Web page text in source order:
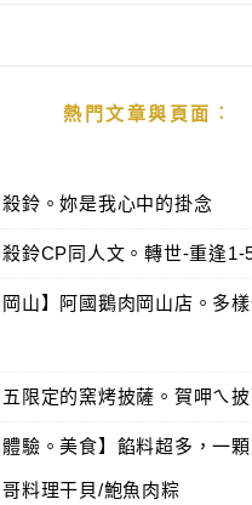
熱門文章與頁面︰
鈴。妳是我心中的掛念
鈴CP同人文。轉世-重逢1-
岡山】阿國鵝肉岡山店。多
限定的窯烤披薩。賀呷ㄟ
體驗。美食】餡料超多，一
料理干貝/鮑魚肉粽